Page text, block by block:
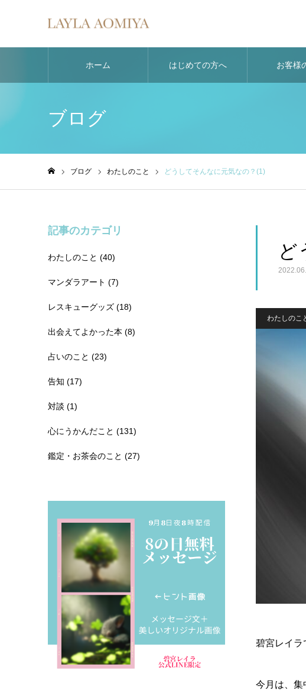
ホーム はじめての方へ お客様
ブログ
ブログ わたしのこと どうしてそんなに元気なの？(1)
ど
わたしのこ
碧宮レイラ
今月は、集
記事のカテゴリ
わたしのこと (40)
マンダラアート (7)
レスキューグッズ (18)
出会えてよかった本 (8)
占いのこと (23)
告知 (17)
対談 (1)
心にうかんだこと (131)
鑑定・お茶会のこと (27)